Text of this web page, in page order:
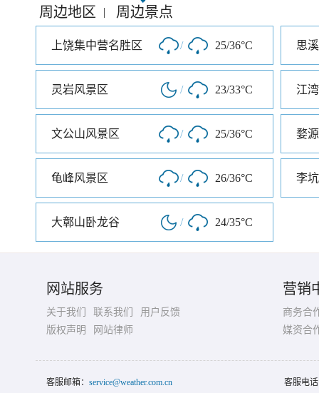
周边地区 | 周边景点
上饶集中营名胜区 / 25/36°C 思
灵岩风景区 / 23/33°C 江湾
文公山风景区 / 25/36°C 婺
龟峰风景区 / 26/36°C 李
大鄣山卧龙谷 / 24/35°C
网站服务
关于我们 联系我们
用户反馈
版权声明
网站律师
营销
商务合
媒资合
客服邮箱： service@weather.com.cn 客服电